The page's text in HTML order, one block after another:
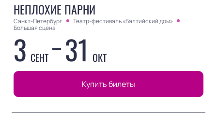
НЕПЛОХИЕ ПАРНИ
Санкт-Петербург
Театр-фестиваль «Балтийский дом»
Большая сцена
3 СЕНТ 31 ОКТ
Купить билеты